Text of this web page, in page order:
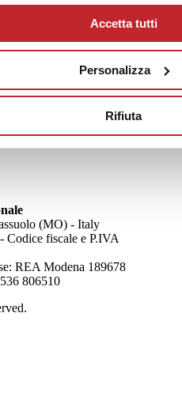
Accetta tutti
Personalizza
Rifiuta
(MO) - Italy
Codice fiscale e P.IVA
REA Modena 189678
806510